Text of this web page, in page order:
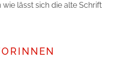
lässt sich die alte Schrift